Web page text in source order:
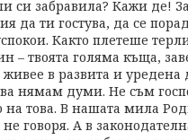
си забравила? Кажи де!
да ти гостува, да се
Както плетеше
– твоята голяма къща,
в развита и
нямам думи. Не съм
това. В нашата мила
говоря. А в